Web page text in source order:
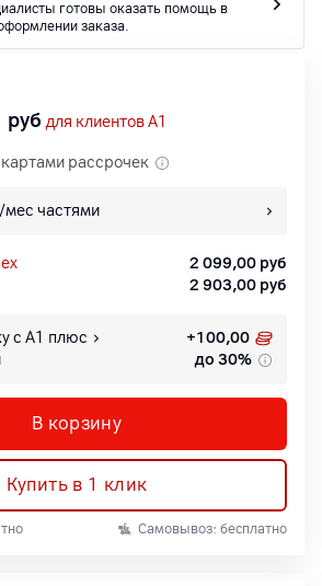
готовы оказать помощь в
заказа.
руб для клиентов A1
рассрочек
частями
2 099,00 руб
2 903,00 руб
с А1 плюс +100,00
до 30%
В корзину
Купить в 1 клик
Самовывоз: бесплатно